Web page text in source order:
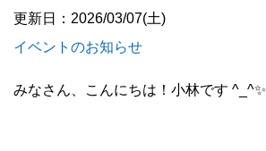
更新日：2026/03/07(土)
イベントのお知らせ
みなさん、こんにちは！小林です ^_^✨